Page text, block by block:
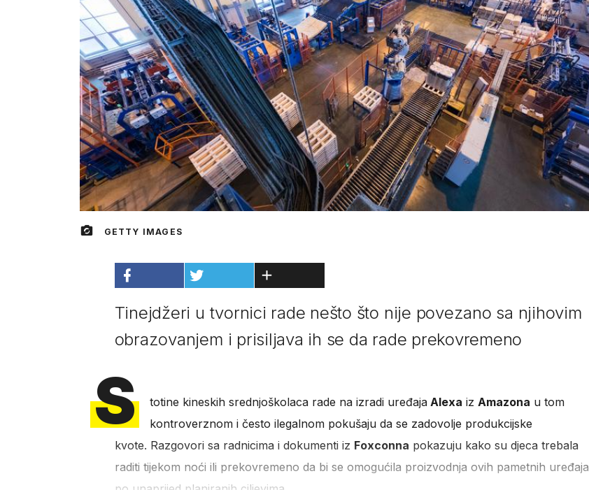
GETTY IMAGES
Tinejdžeri u tvornici rade nešto što nije povezano sa njihovim
obrazovanjem i prisiljava ih se da rade prekovremeno
S totine kineskih srednjoškolaca rade na izradi uređajaAlexa iz Amazona u tom
kontroverznom i često ilegalnom pokušaju da se zadovolje produkcijske
kvote. Razgovori sa radnicima i dokumenti iz Foxconna pokazuju kako su djeca trebala
raditi tijekom noći ili prekovremeno da bi se omogućila proizvodnja ovih pametnih uređaja